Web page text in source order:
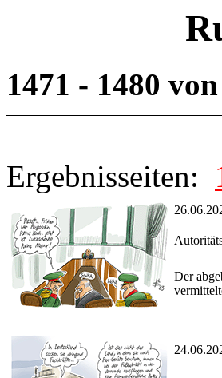
1471 - 1480
Ergebnisseiten:
Der